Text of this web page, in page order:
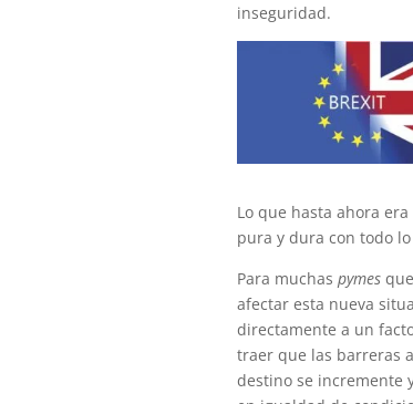
inseguridad.
Lo que hasta ahora
pura y dura con todo
Para muchas pymesque
afectar esta nueva
directamente a un
traer que las barreras
destino se incremente